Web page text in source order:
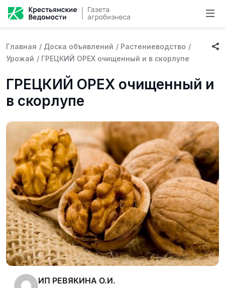
Главная / Доска объявлений / Растениеводство /
Урожай / ГРЕЦКИЙ ОРЕХ очищенный и в скорлупе
ГРЕЦКИЙ ОРЕХ очищенный и
в скорлупе
ИП РЕВЯКИНА О.И.